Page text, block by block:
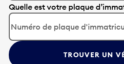
A
p
p
u
y
e
Quelle est votre plaque
TROUVER UN